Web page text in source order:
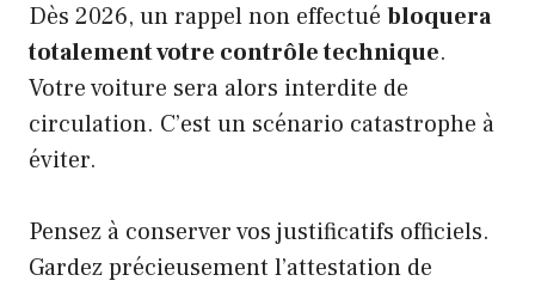
Dès 2026, un rappel non effectué bloquera
totalement votre contrôle technique.
Votre voiture sera alors interdite de
circulation. C’est un scénario catastrophe à
éviter.
Pensez à conserver vos justificatifs officiels.
Gardez précieusement l’attestation de